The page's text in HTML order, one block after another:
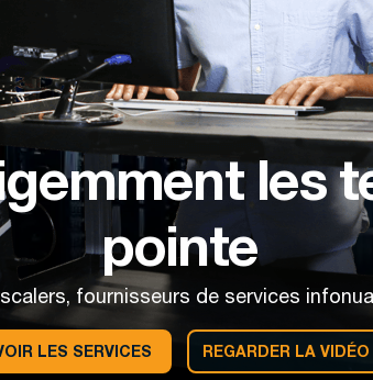
les
pointe
fournisseurs de services
LES SERVICES REGARDER LA VIDÉO